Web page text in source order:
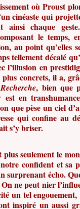
où Proust
cinéaste qui
ainsi chaque
le temps,
au point qu’elles
tellement décalé
l’illusion en
concrets, il a,
Recherche, bien que
en
que pèse un ciel
qui confine au
s’y briser.
seulement le
confident et sa
surprenant écho.
ne peut nier
un tel
inspiré un aussi